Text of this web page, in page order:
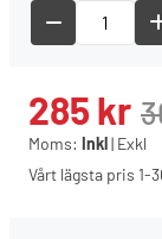
285kr
Moms: Inkl | Exkl
Vårt lägsta pris 1-